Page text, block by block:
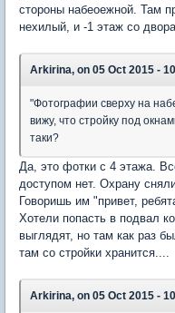
стороны набеоежной. Там
нехилый, и -1 этаж со
Arkirina, on 05 Oct 2015 -
"Фотографии сверху на
вижу, что стройку под
таки?
Да, это фотки с 4 этажа.
доступом нет. Охрану
Говоришь им "привет,
Хотели попасть в подвал
выглядят, но там как раз
там со стройки хранится....
Arkirina, on 05 Oct 2015 -